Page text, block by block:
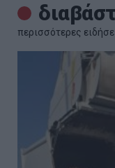
περισσότερες